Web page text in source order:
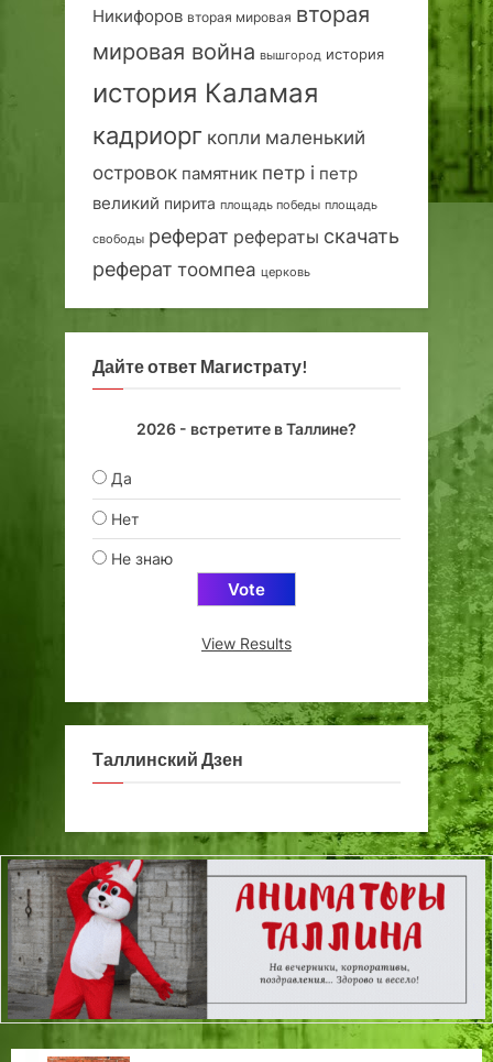
Никифоров вторая мировая вторая
мировая война вышгород история
история Каламая
кадриорг копли маленький
островок памятник петр i петр
великий пирита площадь победы площадь
свободы реферат рефераты скачать
реферат тоомпеа церковь
Дайте ответ Магистрату!
2026 - встретите в Таллине?
Да
Нет
Не знаю
View Results
Таллинский Дзен